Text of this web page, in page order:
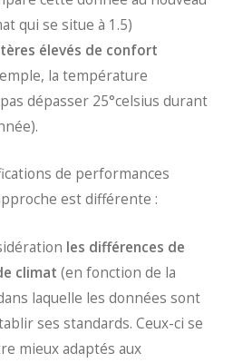
qui se situe à 1.5)
élevés de confort
la température
dépasser 25°celsius durant
de performances
est différente :
les différences de
climat (en fonction de la
laquelle les données sont
ses standards. Ceux-ci se
mieux adaptés aux